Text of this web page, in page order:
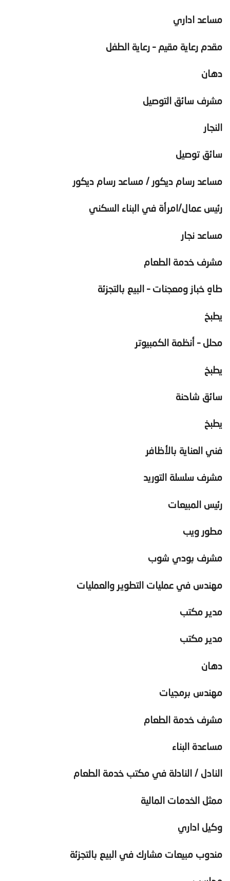
مساعد اداري
مقدم رعاية مقيم – رعاية الطفل
دهان
مشرف سائق التوصيل
النجار
سائق توصيل
مساعد رسام ديكور / مساعد رسام ديكور
رئيس عمال/امرأة في البناء السكني
مساعد نجار
مشرف خدمة الطعام
طاهٍ خباز ومعجنات – البيع بالتجزئة
يطبخ
محلل – أنظمة الكمبيوتر
يطبخ
سائق شاحنة
يطبخ
فني العناية بالأظافر
مشرف سلسلة التوريد
رئيس المبيعات
مطور ويب
مشرف بودي شوب
مهندس في عمليات التطوير والعمليات
مدير مكتب
مدير مكتب
دهان
مهندس برمجيات
مشرف خدمة الطعام
مساعدة البناء
النادل / النادلة في مكتب خدمة الطعام
ممثل الخدمات المالية
وكيل اداري
مندوب مبيعات مشارك في البيع بالتجزئة